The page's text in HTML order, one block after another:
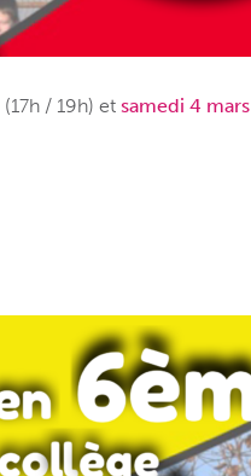
(17h / 19h) et samedi 4 mars